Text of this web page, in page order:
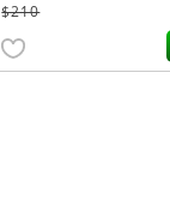
$210